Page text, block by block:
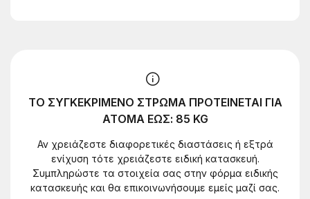
ΤΟ ΣΥΓΚΕΚΡΙΜΕΝΟ ΣΤΡΩΜΑ ΠΡΟΤΕΙΝΕΤΑΙ ΓΙΑ
ΑΤΟΜΑ ΕΩΣ: 85 KG
Αν χρειάζεστε διαφορετικές διαστάσεις ή εξτρά
ενίχυση τότε χρειάζεστε ειδική κατασκευή.
Συμπληρώστε τα στοιχεία σας στην φόρμα ειδικής
κατασκευής και θα επικοινωνήσουμε εμείς μαζί σας.